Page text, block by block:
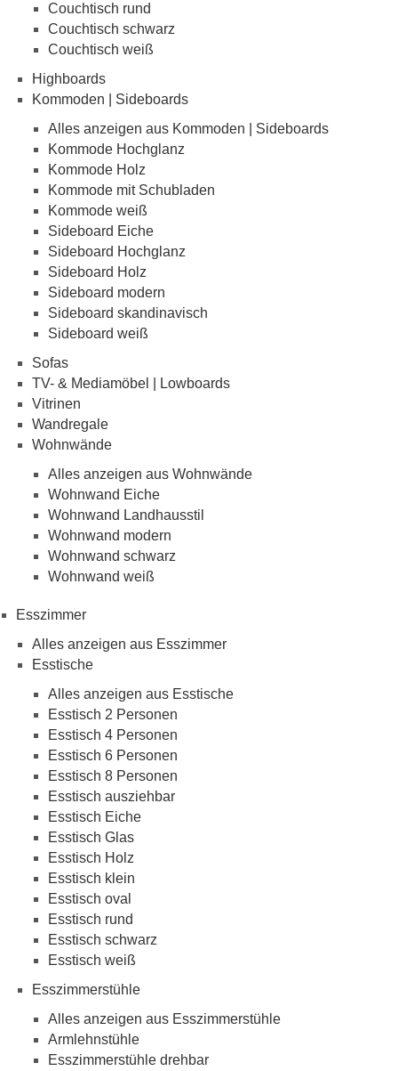
Couchtisch rund
Couchtisch schwarz
Couchtisch weiß
Highboards
Kommoden | Sideboards
Alles anzeigen aus Kommoden | Sideboards
Kommode Hochglanz
Kommode Holz
Kommode mit Schubladen
Kommode weiß
Sideboard Eiche
Sideboard Hochglanz
Sideboard Holz
Sideboard modern
Sideboard skandinavisch
Sideboard weiß
Sofas
TV- & Mediamöbel | Lowboards
Vitrinen
Wandregale
Wohnwände
Alles anzeigen aus Wohnwände
Wohnwand Eiche
Wohnwand Landhausstil
Wohnwand modern
Wohnwand schwarz
Wohnwand weiß
Esszimmer
Alles anzeigen aus Esszimmer
Esstische
Alles anzeigen aus Esstische
Esstisch 2 Personen
Esstisch 4 Personen
Esstisch 6 Personen
Esstisch 8 Personen
Esstisch ausziehbar
Esstisch Eiche
Esstisch Glas
Esstisch Holz
Esstisch klein
Esstisch oval
Esstisch rund
Esstisch schwarz
Esstisch weiß
Esszimmerstühle
Alles anzeigen aus Esszimmerstühle
Armlehnstühle
Esszimmerstühle drehbar